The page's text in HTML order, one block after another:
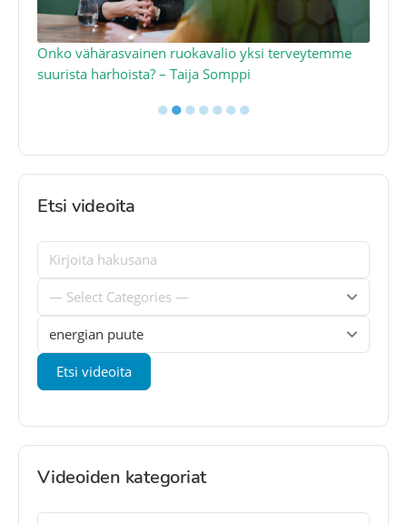
Onko vähärasvainen ruokavalio yksi terveytemme
suurista harhoista? – Taija Somppi
●●●●●●●
Etsi videoita
Videoiden kategoriat